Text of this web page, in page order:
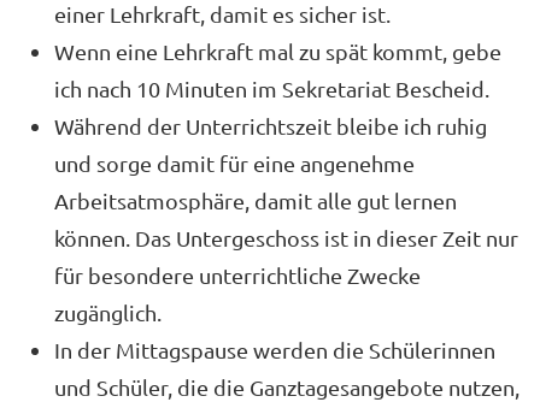
einer Lehrkraft, damit es sicher ist.
Wenn eine Lehrkraft mal zu spät kommt, gebe
ich nach 10 Minuten im Sekretariat Bescheid.
Während der Unterrichtszeit bleibe ich ruhig
und sorge damit für eine angenehme
Arbeitsatmosphäre, damit alle gut lernen
können. Das Untergeschoss ist in dieser Zeit nur
für besondere unterrichtliche Zwecke
zugänglich.
In der Mittagspause werden die Schülerinnen
und Schüler, die die Ganztagesangebote nutzen,